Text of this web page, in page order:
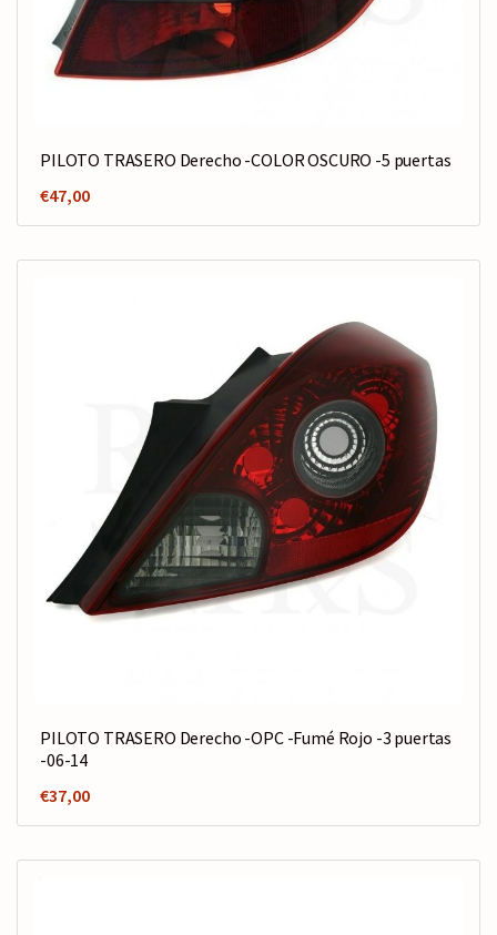
PILOTO TRASERO Derecho -COLOR OSCURO -5 puertas
€47,00
PILOTO TRASERO Derecho -OPC -Fumé Rojo -3 puertas
-06-14
€37,00